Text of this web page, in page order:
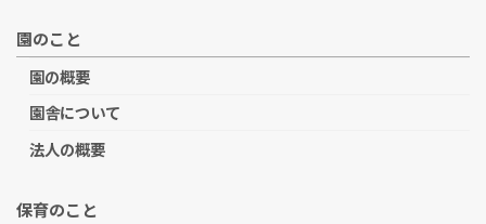
園のこと
園の概要
園舎について
法人の概要
保育のこと